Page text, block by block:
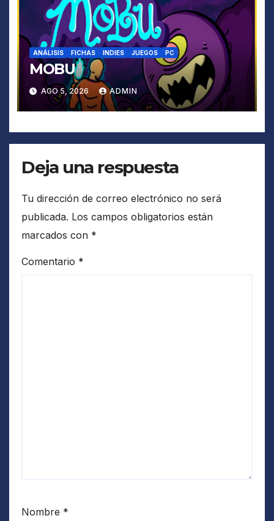
ANÁLISIS FICHAS INDIES JUEGOS PC
MOBU
AGO 5, 2026 ADMIN
Deja una respuesta
Tu dirección de correo electrónico no será
publicada. Los campos obligatorios están
marcados con *
Comentario *
Nombre *